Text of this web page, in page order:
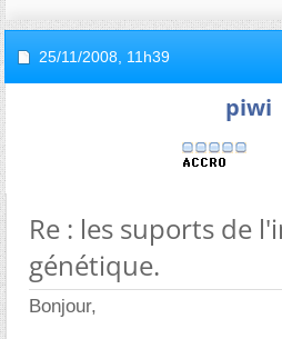
25/11/2008, 11h39
piwi
Re : les suports de
génétique.
Bonjour,